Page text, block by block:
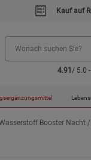
Kauf auf
4.91 / 5.0 -
Booster Nacht